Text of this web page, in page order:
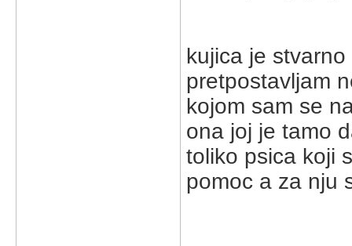
kujica je
pretpostavljam
kojom sam se
ona joj je tamo
toliko psica koji
pomoc a za nju